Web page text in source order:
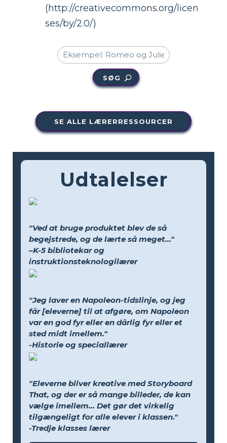
(http://creativecommons.org/licen
ses/by/2.0/)
SØG
SE ALLE LÆRERRESSOURCER
Udtalelser
"Ved at bruge produktet blev de så
begejstrede, og de lærte så meget..."
–K-5 bibliotekar og
instruktionsteknologilærer
"Jeg laver en Napoleon-tidslinje, og jeg
får [eleverne] til at afgøre, om Napoleon
var en god fyr eller en dårlig fyr eller et
sted midt imellem."
-Historie og speciallærer
"Eleverne bliver kreative med Storyboard
That, og der er så mange billeder, de kan
vælge imellem... Det gør det virkelig
tilgængeligt for alle elever i klassen."
-Tredje klasses lærer